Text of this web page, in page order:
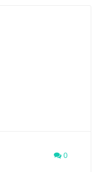
0